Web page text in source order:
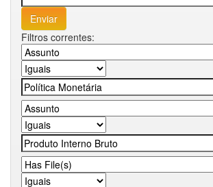
Filtros correntes: